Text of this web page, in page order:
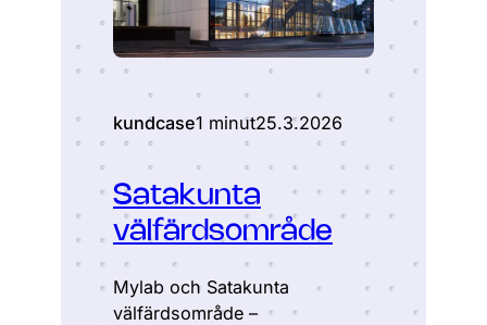
kundcase1 minut25.3.2026
Satakunta
välfärdsområde
Mylab och Satakunta
välfärdsområde –